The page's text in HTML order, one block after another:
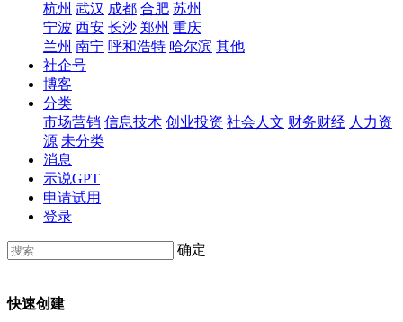
杭州 武汉 成都 合肥 苏州
宁波 西安 长沙 郑州 重庆
兰州 南宁 呼和浩特 哈尔滨 其他
社企号
博客
分类
市场营销 信息技术 创业投资 社会人文 财务财经 人力资
源 未分类
消息
示说GPT
申请试用
登录
确定
快速创建